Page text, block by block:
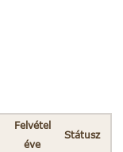
Felvétel
éve
Státusz